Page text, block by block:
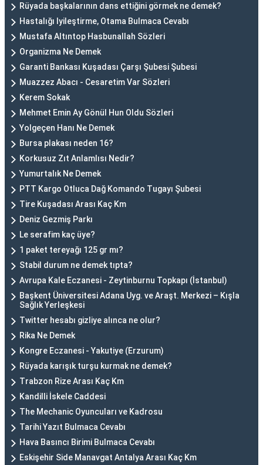
Rüyada başkalarının dans ettiğini görmek ne demek?
Hastalığı Iyileştirme, Otama Bulmaca Cevabı
Mustafa Altıntop Hasbunallah Sözleri
Organizma Ne Demek
Garanti Bankası Kuşadası Çarşı Şubesi Şubesi
Muazzez Abacı - Cesaretim Var Sözleri
Kerem Sokak
Mehmet Emin Ay Gönül Hun Oldu Sözleri
Yolgeçen Hanı Ne Demek
Bursa plakası neden 16?
Korkusuz Zıt Anlamlısı Nedir?
Yumurtalık Ne Demek
PTT Kargo Otluca Dağ Komando Tugayı Şubesi
Tire Kuşadası Arası Kaç Km
Deniz Gezmiş Parkı
Le serafim kaç üye?
1 paket tereyağı 125 gr mı?
Stabil durum ne demek tıpta?
Avrupa Kale Eczanesi - Zeytinburnu Topkapı (İstanbul)
Başkent Üniversitesi Adana Uyg. ve Araşt. Merkezi – Kışla
Sağlık Yerleşkesi
Twitter hesabı gizliye alınca ne olur?
Rika Ne Demek
Kongre Eczanesi - Yakutiye (Erzurum)
Rüyada karışık turşu kurmak ne demek?
Trabzon Rize Arası Kaç Km
Kandilli İskele Caddesi
The Mechanic Oyuncuları ve Kadrosu
Tarihi Yazıt Bulmaca Cevabı
Hava Basıncı Birimi Bulmaca Cevabı
Eskişehir Side Manavgat Antalya Arası Kaç Km